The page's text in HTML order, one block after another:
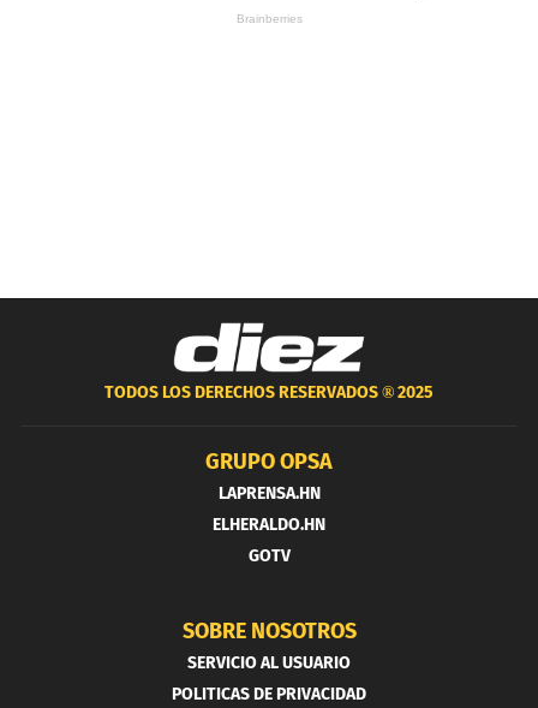
TODOS LOS DERECHOS RESERVADOS ®2025
GRUPO OPSA
LAPRENSA.HN
ELHERALDO.HN
GOTV
SOBRE NOSOTROS
SERVICIO AL USUARIO
POLITICAS DE PRIVACIDAD